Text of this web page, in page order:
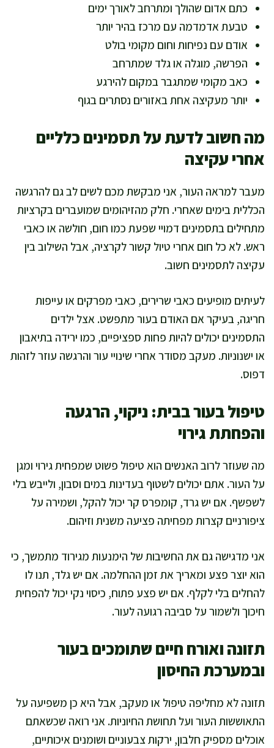
כתם אדום שהולך ומתרחב לאורך ימים
טבעת אדמדמה עם מרכז בהיר יותר
אודם עם נפיחות וחום מקומי בולט
הפרשה, מוגלה או גלד שמתרחב
כאב מקומי שמתגבר במקום להירגע
יותר מעקיצה אחת באזורים נסתרים בגוף
מה חשוב לדעת על תסמינים כלליים
אחרי עקיצה
מעבר למראה העור, אני מבקשת מכם לשים לב גם להרגשה
הכללית בימים שאחרי. חלק מהזיהומים שמועברים בקרציות
מתחילים בתסמינים דמויי שפעת כמו חום, חולשה או כאבי
ראש. לא כל חום אחרי טיול קשור לקרציה, אבל השילוב בין
עקיצה לתסמינים חשוב.
לעיתים מופיעים כאבי שרירים, כאבי מפרקים או עייפות
חריגה, בעיקר אם האודם בעור מתפשט. אצל ילדים
התסמינים יכולים להיות פחות ספציפיים, כמו ירידה בתיאבון
או ישנוניות. מעקב מסודר אחרי שינויי עור והרגשה עוזר לזהות
דפוס.
טיפול בעור בבית: ניקוי, הרגעה
והפחתת גירוי
מה שעוזר לרוב האנשים הוא טיפול פשוט שמפחית גירוי ומגן
על העור. אתם יכולים לשטוף בעדינות במים וסבון, ולייבש בלי
לשפשף. אם יש גרד, קומפרס קר יכול להקל, ושמירה על
ציפורניים קצרות מפחיתה פציעה משנית וזיהום.
אני מדגישה גם את החשיבות של הימנעות מגירוד מתמשך, כי
הוא יוצר פצע ומאריך את זמן ההחלמה. אם יש גלד, תנו לו
להחלים בלי לקלף. אם יש פצע פתוח, כיסוי נקי יכול להפחית
חיכוך ולשמור על סביבה רגועה לעור.
תזונה ואורח חיים שתומכים בעור
ובמערכת החיסון
תזונה לא מחליפה טיפול או מעקב, אבל היא כן משפיעה על
התאוששות העור ועל תחושת החיוניות. אני רואה שכשאתם
אוכלים מספיק חלבון, ירקות צבעוניים ושומנים איכותיים,